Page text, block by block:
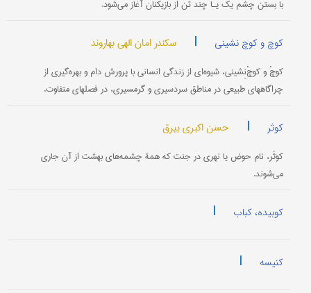
با بستن چشم یک یـا چند تن از بازیکنان آغاز می‌شود.
کوچ و کوچ نشینی | سکندر امان الهی بهاروند
کوچْ و کوچْ‌نِشینی، شیوه‌ای از زندگی انسانی با پرورش دام و بهره‌گیری از
چراگاههای طبیعی در مناطق سردسیری و گرمسیری، در فصلهای متفاوت.
کوثر | حسن اکبری بیرق
کوثَر، نام حوض یا نهری در جنت که همۀ چشمه‌های بهشت از آن جاری
می‌شوند.
کوبیده، کباب |
کنیسه |